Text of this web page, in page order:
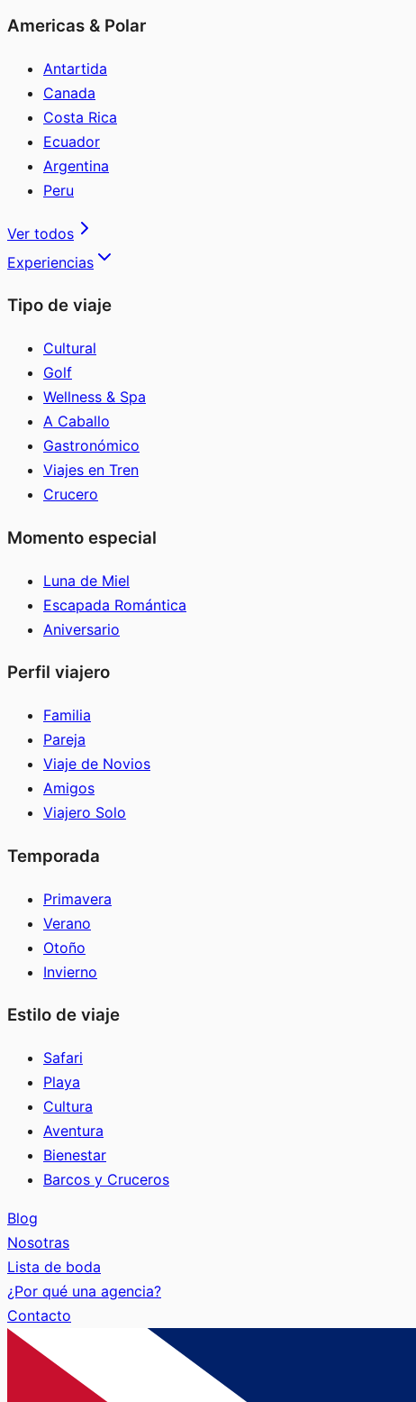
Americas & Polar
Antartida
Canada
Costa Rica
Ecuador
Argentina
Peru
Ver todos
Experiencias
Tipo de viaje
Cultural
Golf
Wellness & Spa
A Caballo
Gastronómico
Viajes en Tren
Crucero
Momento especial
Luna de Miel
Escapada Romántica
Aniversario
Perfil viajero
Familia
Pareja
Viaje de Novios
Amigos
Viajero Solo
Temporada
Primavera
Verano
Otoño
Invierno
Estilo de viaje
Safari
Playa
Cultura
Aventura
Bienestar
Barcos y Cruceros
Blog
Nosotras
Lista de boda
¿Por qué una agencia?
Contacto